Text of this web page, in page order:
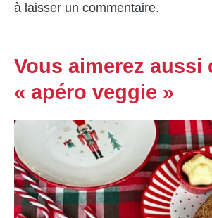
à laisser un commentaire.
Vous aimerez aussi
« apéro veggie »